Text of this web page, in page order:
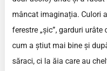
mâncat imaginația. Culori
ferestre „șic”, garduri
cum a știut mai bine și
săraci, ci la ăia care au